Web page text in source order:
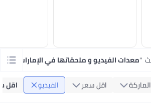
"معدات الفيديو و ملحقاتها في الإمارات
الماركة اقل سعر الفيديو اقل